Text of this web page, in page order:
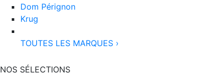
Dom Pérignon
Krug
TOUTES LES MARQUES ›
NOS SÉLECTIONS